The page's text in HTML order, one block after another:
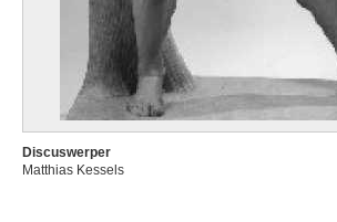
Discuswerper
Matthias Kessels